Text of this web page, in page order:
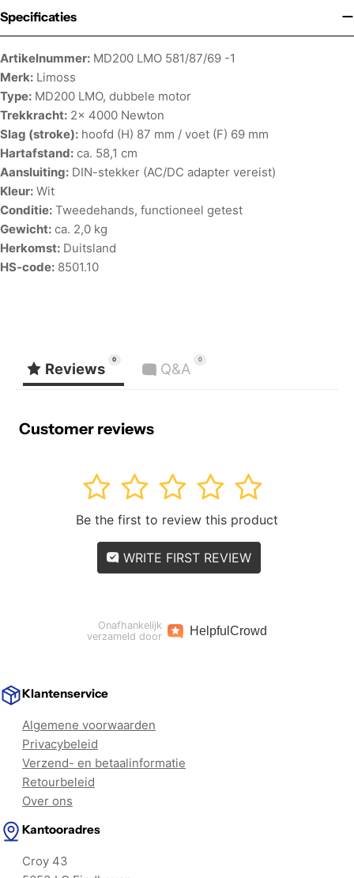
Specificaties
Artikelnummer: MD200 LMO 581/87/69 -1
Merk: Limoss
Type: MD200 LMO, dubbele motor
Trekkracht: 2x 4000 Newton
Slag (stroke): hoofd (H) 87 mm / voet (F) 69 mm
Hartafstand: ca. 58,1 cm
Aansluiting: DIN-stekker (AC/DC adapter vereist)
Kleur: Wit
Conditie: Tweedehands, functioneel getest
Gewicht: ca. 2,0 kg
Herkomst: Duitsland
HS-code: 8501.10
Reviews
0
Q&A
0
Customer reviews
5
4
3
2
1
Be the first to review this product
WRITE FIRST REVIEW
Onafhankelijk
verzameld door
Helpful Crowd
Klantenservice
Algemene voorwaarden
Privacybeleid
Verzend- en betaalinformatie
Retourbeleid
Over ons
Kantooradres
Croy 43